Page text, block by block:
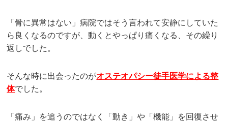
「骨に異常はない」病院ではそう言われて安静にしていた
ら良くなるのですが、動くとやっぱり痛くなる、その繰り
返しでした。
そんな時に出会ったのがオステオパシー徒手医学による整
体でした。
「痛み」を追うのではなく「動き」や「機能」を回復させ